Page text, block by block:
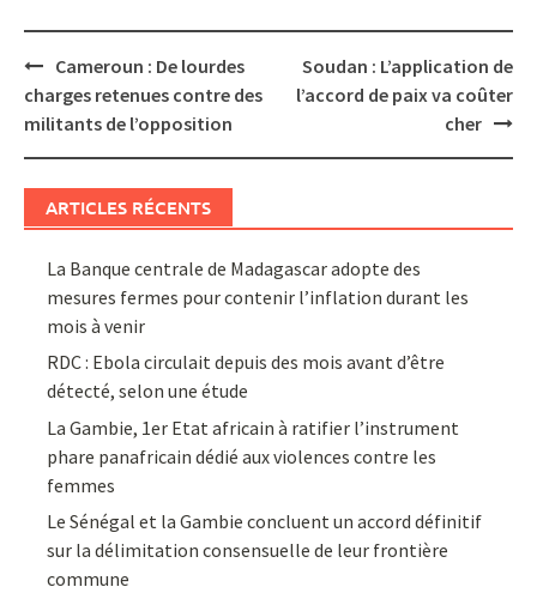
Post
navigation
Cameroun : De lourdes
charges retenues contre des
militants de l’opposition
Soudan : L’application de
l’accord de paix va coûter
cher
ARTICLES RÉCENTS
La Banque centrale de Madagascar adopte des
mesures fermes pour contenir l’inflation durant les
mois à venir
RDC : Ebola circulait depuis des mois avant d’être
détecté, selon une étude
La Gambie, 1er Etat africain à ratifier l’instrument
phare panafricain dédié aux violences contre les
femmes
Le Sénégal et la Gambie concluent un accord définitif
sur la délimitation consensuelle de leur frontière
commune